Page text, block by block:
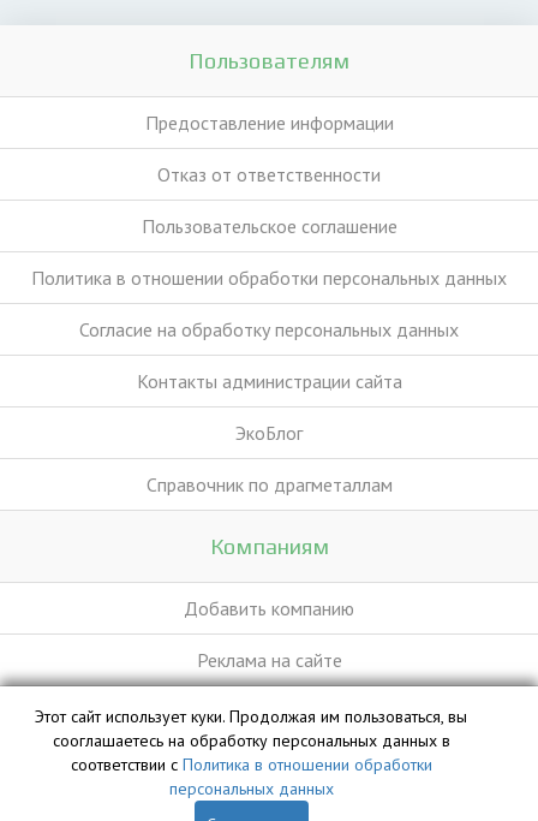
Пользователям
Предоставление информации
Отказ от ответственности
Пользовательское соглашение
Политика в отношении обработки персональных данных
Согласие на обработку персональных данных
Контакты администрации сайта
ЭкоБлог
Справочник по драгметаллам
Компаниям
Добавить компанию
Реклама на сайте
База данных сайта vyvoz.org является интеллектуальной
собственностью ООО «Профит» и охраняется законом.
Этот сайт использует куки. Продолжая им пользоваться, вы
сооглашаетесь на обработку персональных данных в
соответствии с Политика в отношении обработки
персональных данных